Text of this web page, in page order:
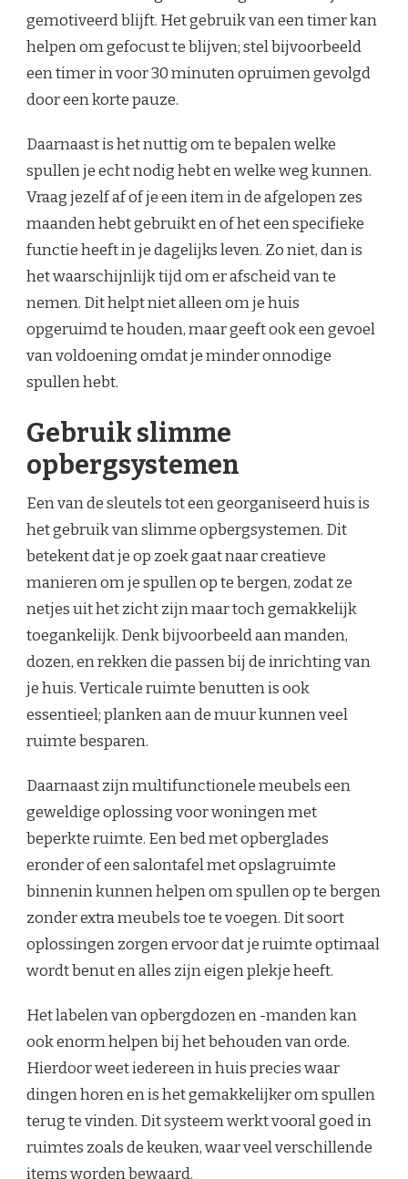
gemotiveerd blijft. Het gebruik van een timer kan
helpen om gefocust te blijven; stel bijvoorbeeld
een timer in voor 30 minuten opruimen gevolgd
door een korte pauze.
Daarnaast is het nuttig om te bepalen welke
spullen je echt nodig hebt en welke weg kunnen.
Vraag jezelf af of je een item in de afgelopen zes
maanden hebt gebruikt en of het een specifieke
functie heeft in je dagelijks leven. Zo niet, dan is
het waarschijnlijk tijd om er afscheid van te
nemen. Dit helpt niet alleen om je huis
opgeruimd te houden, maar geeft ook een gevoel
van voldoening omdat je minder onnodige
spullen hebt.
Gebruik slimme
opbergsystemen
Een van de sleutels tot een georganiseerd huis is
het gebruik van slimme opbergsystemen. Dit
betekent dat je op zoek gaat naar creatieve
manieren om je spullen op te bergen, zodat ze
netjes uit het zicht zijn maar toch gemakkelijk
toegankelijk. Denk bijvoorbeeld aan manden,
dozen, en rekken die passen bij de inrichting van
je huis. Verticale ruimte benutten is ook
essentieel; planken aan de muur kunnen veel
ruimte besparen.
Daarnaast zijn multifunctionele meubels een
geweldige oplossing voor woningen met
beperkte ruimte. Een bed met opberglades
eronder of een salontafel met opslagruimte
binnenin kunnen helpen om spullen op te bergen
zonder extra meubels toe te voegen. Dit soort
oplossingen zorgen ervoor dat je ruimte optimaal
wordt benut en alles zijn eigen plekje heeft.
Het labelen van opbergdozen en -manden kan
ook enorm helpen bij het behouden van orde.
Hierdoor weet iedereen in huis precies waar
dingen horen en is het gemakkelijker om spullen
terug te vinden. Dit systeem werkt vooral goed in
ruimtes zoals de keuken, waar veel verschillende
items worden bewaard.